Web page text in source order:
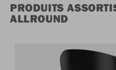
PRODUITS
ALLROUND